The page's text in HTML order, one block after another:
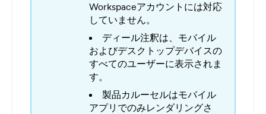
Workspaceアカウントには対応
していません。
ディール注釈は、モバイル
およびデスクトップデバイスの
すべてのユーザーに表示されま
す。
製品カルーセルはモバイル
アプリでのみレンダリングさ